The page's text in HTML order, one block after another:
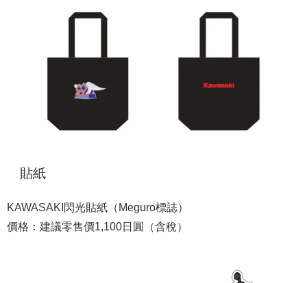
貼紙
KAWASAKI閃光貼紙（Meguro標誌）
價格：建議零售價1,100日圓（含稅）